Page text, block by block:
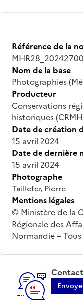
Référence de la
Nom de la base
Photographies
Producteur
Conservations
historiques
Date de création
15 avril 2024
Date de dernière
15 avril 2024
Photographe
Taillefer, Pierre
Mentions légales
© Ministère de la
Régionale des
Normandie –